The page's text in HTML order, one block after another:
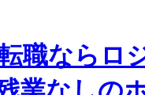
職ならロ